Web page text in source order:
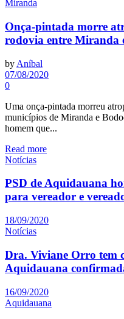
Miranda
Onça-pintada morre
rodovia entre Miranda
by Aníbal
07/08/2020
0
Uma onça-pintada morreu
municípios de Miranda e
homem que...
Read more
Notícias
PSD de Aquidauana
para vereador e
18/09/2020
Notícias
Dra. Viviane Orro tem
Aquidauana
16/09/2020
Aquidauana